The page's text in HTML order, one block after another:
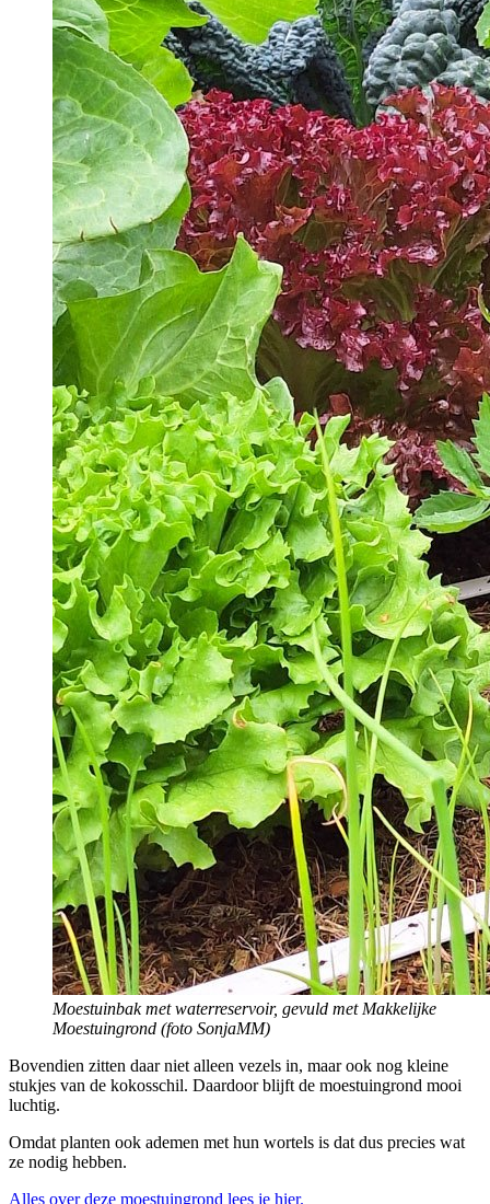
Moestuinbak met waterreservoir, gevuld met Makkelijke
Moestuingrond (foto SonjaMM)
Bovendien zitten daar niet alleen vezels in, maar ook nog kleine
stukjes van de kokosschil. Daardoor blijft de moestuingrond mooi
luchtig.
Omdat planten ook ademen met hun wortels is dat dus precies wat
ze nodig hebben.
Alles over deze moestuingrond lees je hier.